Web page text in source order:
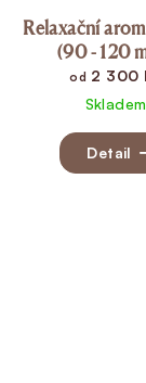
Relaxační
(90 - 120
od 2 300
Skladem
Detail